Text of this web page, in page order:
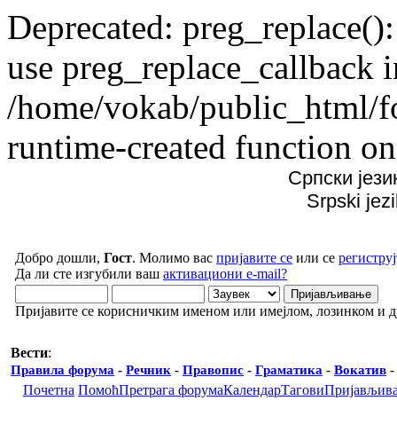
Deprecated:
use preg_replace_callback
/home/vokab/public_html/
runtime-created function
Српски
Srpski
Добро дошли, Гост. Молимо вас пријавите се или се
Да ли сте изгубили ваш активациони e-mail?
Пријавите се корисничким именом или имејлом, лозинком и
Вести:
Правила форума - Речник - Правопис - Граматика - Вокатив -
Почетна ПомоћПретрага форумаКалендарТагови